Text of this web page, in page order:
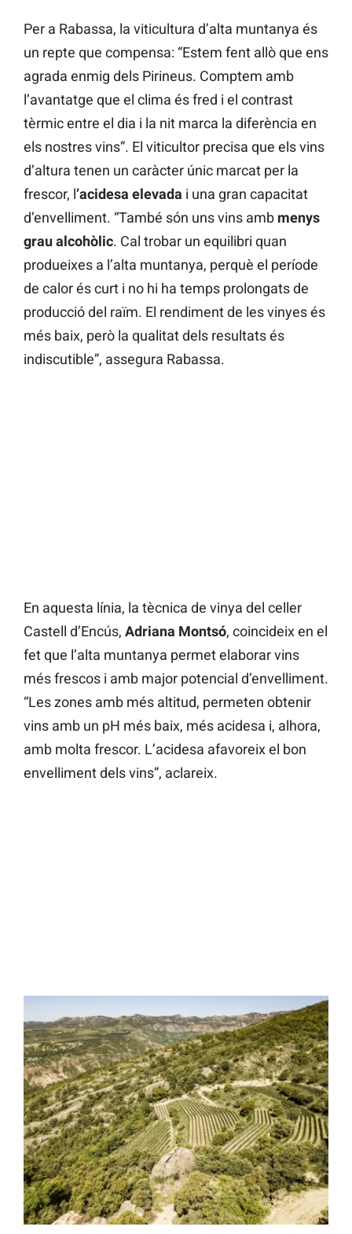
Per a Rabassa, la viticultura d’alta muntanya és
un repte que compensa: “Estem fent allò que ens
agrada enmig dels Pirineus. Comptem amb
l’avantatge que el clima és fred i el contrast
tèrmic entre el dia i la nit marca la diferència en
els nostres vins”. El viticultor precisa que els vins
d’altura tenen un caràcter únic marcat per la
frescor, l’acidesa elevada i una gran capacitat
d’envelliment. “També són uns vins amb menys
grau alcohòlic. Cal trobar un equilibri quan
produeixes a l’alta muntanya, perquè el període
de calor és curt i no hi ha temps prolongats de
producció del raïm. El rendiment de les vinyes és
més baix, però la qualitat dels resultats és
indiscutible”, assegura Rabassa.
En aquesta línia, la tècnica de vinya del celler
Castell d’Encús, Adriana Montsó, coincideix en el
fet que l’alta muntanya permet elaborar vins
més frescos i amb major potencial d’envelliment.
“Les zones amb més altitud, permeten obtenir
vins amb un pH més baix, més acidesa i, alhora,
amb molta frescor. L’acidesa afavoreix el bon
envelliment dels vins”, aclareix.